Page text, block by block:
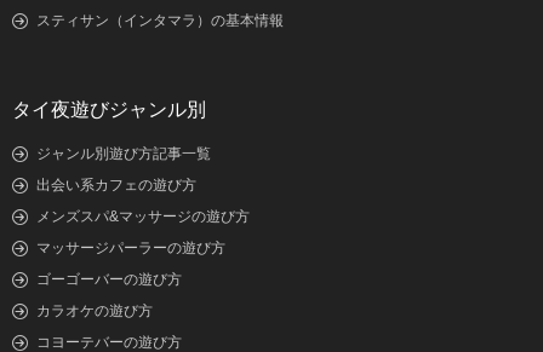
スティサン（インタマラ）の基本情報
タイ夜遊びジャンル別
ジャンル別遊び方記事一覧
出会い系カフェの遊び方
メンズスパ&マッサージの遊び方
マッサージパーラーの遊び方
ゴーゴーバーの遊び方
カラオケの遊び方
コヨーテバーの遊び方